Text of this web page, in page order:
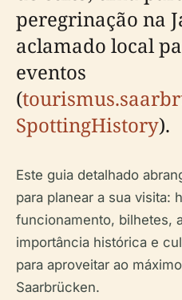
peregrinação na
aclamado local
eventos
(
SpottingHistory).
Este guia detalhado
para planear a sua visita:
funcionamento, bilhetes,
importância histórica e
para aproveitar ao
Saarbrücken.